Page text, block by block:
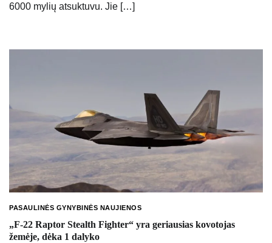
6000 mylių atsuktuvu. Jie […]
PASAULINĖS GYNYBINĖS NAUJIENOS
„F-22 Raptor Stealth Fighter“ yra geriausias kovotojas
žemėje, dėka 1 dalyko